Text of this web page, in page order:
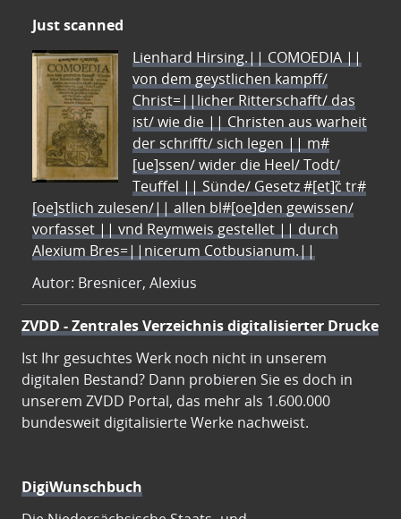
Just scanned
Lienhard Hirsing.|| COMOEDIA ||
von dem geystlichen kampff/
Christ=||licher Ritterschafft/ das
ist/ wie die || Christen aus warheit
der schrifft/ sich legen || m#
[ue]ssen/ wider die Heel/ Todt/
Teuffel || Sünde/ Gesetz #[et]c̃ tr#
[oe]stlich zulesen/|| allen bl#[oe]den gewissen/
vorfasset || vnd Reymweis gestellet || durch
Alexium Bres=||nicerum Cotbusianum.||
Autor: Bresnicer, Alexius
ZVDD - Zentrales Verzeichnis digitalisierter Drucke
Ist Ihr gesuchtes Werk noch nicht in unserem
digitalen Bestand? Dann probieren Sie es doch in
unserem ZVDD Portal, das mehr als 1.600.000
bundesweit digitalisierte Werke nachweist.
DigiWunschbuch